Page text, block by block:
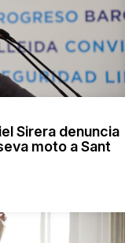
Sirera denuncia
moto a Sant